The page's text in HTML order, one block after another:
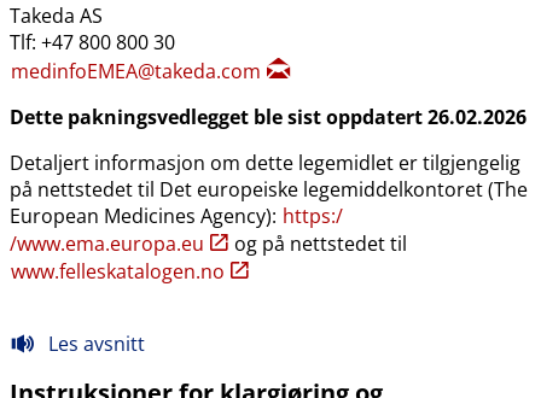
Takeda AS
Tlf: +47 800 800 30
medinfoEMEA@takeda.com
Dette pakningsvedlegget ble sist oppdatert 26.02.2026
Detaljert informasjon om dette legemidlet er tilgjengelig
på nettstedet til Det europeiske legemiddelkontoret (The
European Medicines Agency): https:​/​
/www.ema.europa.eu
og på nettstedet til
www.felleskatalogen.no
Les avsnitt